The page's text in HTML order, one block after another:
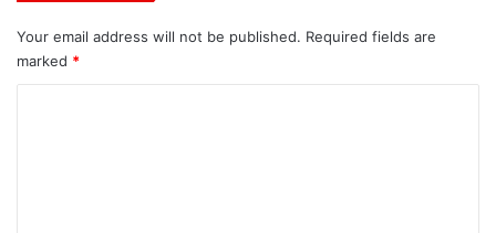
Your email address will not be published. Required fields are
marked *